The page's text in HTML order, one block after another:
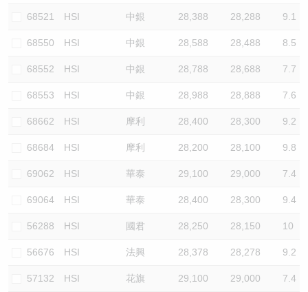
68521 HSI 中銀 28,388 28,288 9.1
68550 HSI 中銀 28,588 28,488 8.5
68552 HSI 中銀 28,788 28,688 7.7
68553 HSI 中銀 28,988 28,888 7.6
68662 HSI 摩利 28,400 28,300 9.2
68684 HSI 摩利 28,200 28,100 9.8
69062 HSI 華泰 29,100 29,000 7.4
69064 HSI 華泰 28,400 28,300 9.4
56288 HSI 國君 28,250 28,150 10
56676 HSI 法興 28,378 28,278 9.2
57132 HSI 花旗 29,100 29,000 7.4